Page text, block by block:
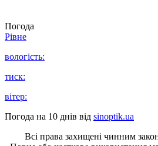
Погода
Рівне
вологість:
тиск:
вітер:
Погода на 10 днів від sinoptik.ua
Всі права захищені чинним